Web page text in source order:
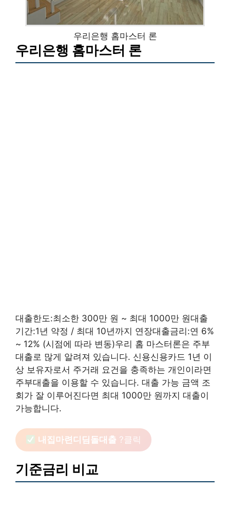
우리은행 홈마스터 론
우리은행 홈마스터 론
대출한도:최소한 300만 원 ~ 최대 1000만 원대출
기간:1년 약정 / 최대 10년까지 연장대출금리:연 6%
~ 12% (시점에 따라 변동)우리 홈 마스터론은 주부
대출로 많게 알려져 있습니다. 신용신용카드 1년 이
상 보유자로서 주거래 요건을 충족하는 개인이라면
주부대출을 이용할 수 있습니다. 대출 가능 금액 조
회가 잘 이루어진다면 최대 1000만 원까지 대출이
가능합니다.
내집마련디딤돌대출 ?클릭
기준금리 비교